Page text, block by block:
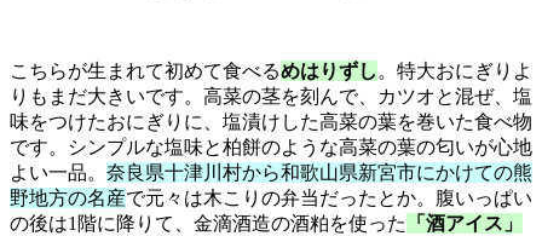
こちらが生まれて初めて食べるめはりずし 。特大おにぎりよ
りもまだ大きいです。高菜の茎を刻んで、カツオと混ぜ、塩
味をつけたおにぎりに、塩漬けした高菜の葉を巻いた食べ物
です。シンプルな塩味と柏餅のような高菜の葉の匂いが心地
よい一品。 奈良県十津川村から和歌山県新宮市にかけての熊
野地方の名産で元々は木こりの弁当だったとか。腹いっぱい
の後は1階に降りて、金滴酒造の酒粕を使った
「酒アイス」